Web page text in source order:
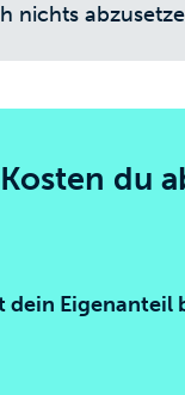
nichts
du
dein Eigenanteil